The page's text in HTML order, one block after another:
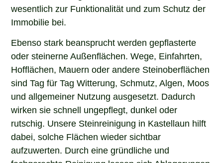
wesentlich zur Funktionalität und zum Schutz der
Immobilie bei.
Ebenso stark beansprucht werden gepflasterte
oder steinerne Außenflächen. Wege, Einfahrten,
Hofflächen, Mauern oder andere Steinoberflächen
sind Tag für Tag Witterung, Schmutz, Algen, Moos
und allgemeiner Nutzung ausgesetzt. Dadurch
wirken sie schnell ungepflegt, dunkel oder
rutschig. Unsere Steinreinigung in Kastellaun hilft
dabei, solche Flächen wieder sichtbar
aufzuwerten. Durch eine gründliche und